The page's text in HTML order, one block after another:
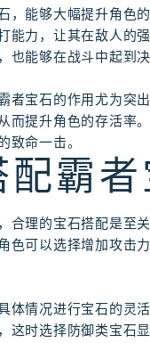
，能够大幅提升角色
能力，让其在敌人的
也能够在战斗中起到决
者宝石的作用尤为突
而提升角色的存活率
致命一击。
霸
合理的宝石搭配是至
色可以选择增加攻击
体情况进行宝石的灵
这时选择防御类宝石